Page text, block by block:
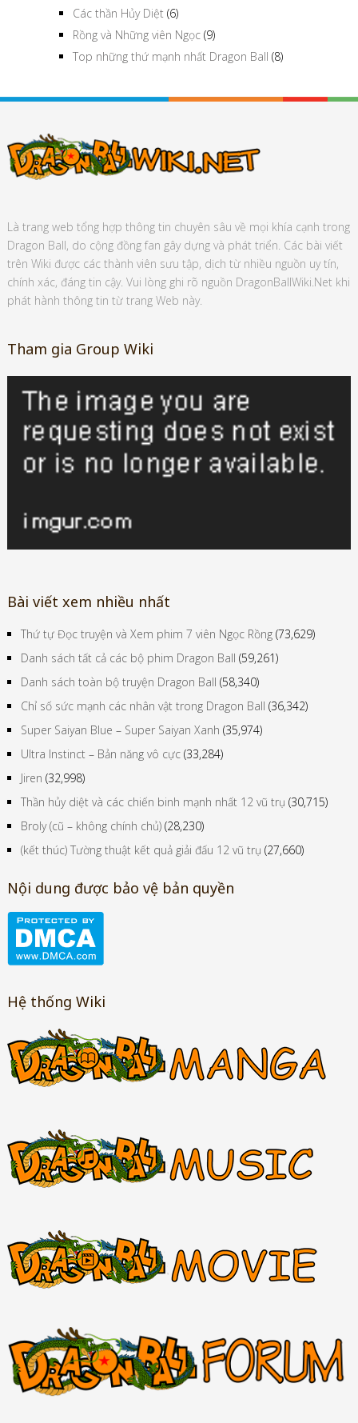
Các thiên sứ (3)
Các thần Hủy Diệt(6)
Rồng và Những viên Ngọc(9)
Là trang web tổng hợp thông tin chuyên sâu về mọi khía cạnh trong
Dragon Ball, do cộng đồng fan gây dựng và phát triển. Các bài viết
trên Wiki được các thành viên sưu tập, dịch từ nhiều nguồn uy tín,
chính xác, đáng tin cậy. Vui lòng ghi rõ nguồn DragonBallWiki.Net khi
Thứ tự Đọc truyện và Xem phim 7 viên Ngọc Rồng
Danh sách tất cả các bộ phim Dragon Ball
Danh sách toàn bộ truyện Dragon Ball
Super Saiyan Blue – Super Saiyan Xanh
Jiren
(32,998)
Thần hủy diệt và các chiến binh mạnh nhất 12 vũ trụ
Broly (cũ – không chính chủ)
(28,230)